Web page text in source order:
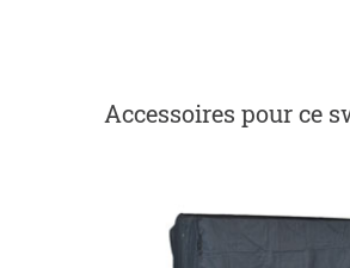
Accessoires pour ce